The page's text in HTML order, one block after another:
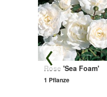
Rose 'Sea Foam'
1 Pflanze